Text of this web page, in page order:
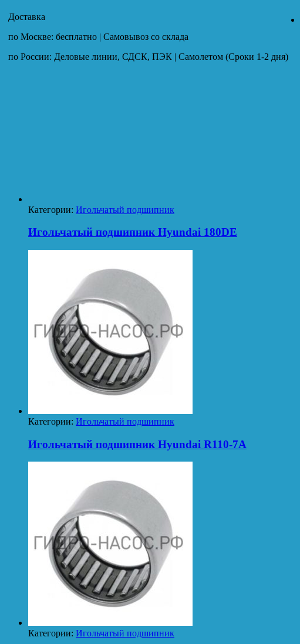
Доставка
по Москве: бесплатно | Самовывоз со склада
по России: Деловые линии, СДСК, ПЭК | Самолетом (Сроки 1-2 дня)
Категории: Игольчатый подшипник
Игольчатый подшипник Hyundai 180DE
Категории: Игольчатый подшипник
Игольчатый подшипник Hyundai R110-7A
Категории: Игольчатый подшипник